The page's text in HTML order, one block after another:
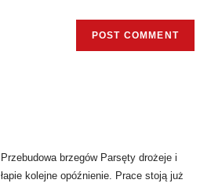
Przebudowa brzegów Parsęty drożeje i
łapie kolejne opóźnienie. Prace stoją już